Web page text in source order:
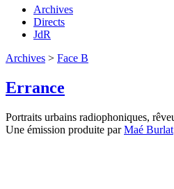
Archives
Directs
JdR
Archives > Face B
Errance
Portraits urbains radiophoniques,
Une émission produite parMaé Burlat